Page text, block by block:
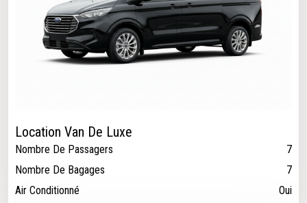
Location Van De Luxe
Nombre De Passagers
7
Nombre De Bagages
7
Air Conditionné
Oui